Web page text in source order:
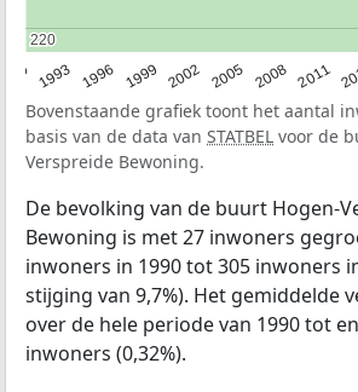
1993 1996 1999 2002 2005 2008 2011
220
220
Bovenstaande grafiek toont het aantal
basis van de data van STATBEL voor de
Verspreide Bewoning.
De bevolking van de buurt Hogen-
Bewoning is met 27 inwoners
inwoners in 1990 tot 305 inwoners
stijging van 9,7%). Het gemiddelde
over de hele periode van 1990 tot
inwoners (0,32%).